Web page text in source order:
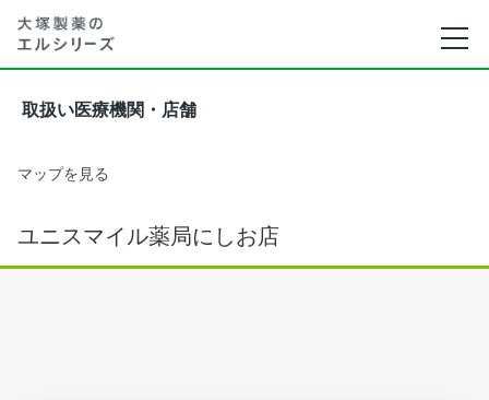
取扱い医療機関・店舗
マップを見る
ユニスマイル薬局にしお店